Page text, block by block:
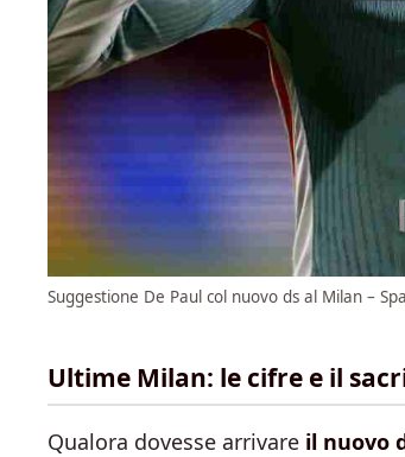
Suggestione De Paul col nuovo ds al Milan –
Ultime Milan: le cifre e il
Qualora dovesse arrivare il nuovo